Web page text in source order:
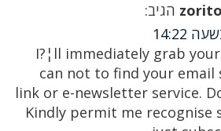
הגיב:
I?¦ll immediately grab
can not to find your
link or e-newsletter service.
Kindly permit me recognise